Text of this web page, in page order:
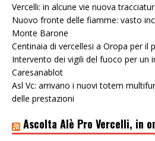
Vercelli: in alcune vie nuova
Nuovo fronte delle fiamme: vasto
Monte Barone
Centinaia di vercellesi a Oropa per il
Intervento dei vigili del fuoco per un
Caresanablot
Asl Vc: arrivano i nuovi totem
delle prestazioni
Ascolta Alè Pro Vercelli, in